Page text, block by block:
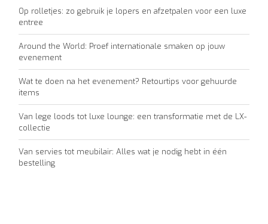
Op rolletjes: zo gebruik je lopers en afzetpalen voor een luxe
entree
Around the World: Proef internationale smaken op jouw
evenement
Wat te doen na het evenement? Retourtips voor gehuurde
items
Van lege loods tot luxe lounge: een transformatie met de LX-
collectie
Van servies tot meubilair: Alles wat je nodig hebt in één
bestelling